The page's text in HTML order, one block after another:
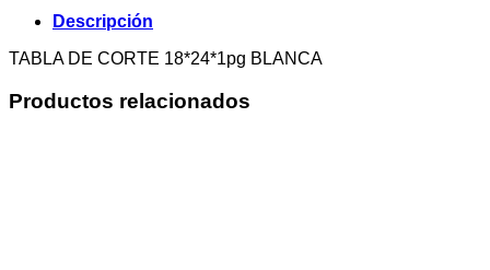
Descripción
TABLA DE CORTE 18*24*1pg BLANCA
Productos relacionados